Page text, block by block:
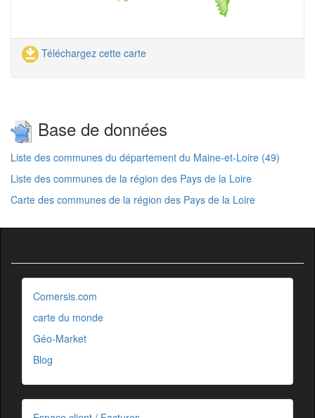
Téléchargez cette carte
Base de données
Liste des communes du département du Maine-et-Loire (49)
Liste des communes de la région des Pays de la Loire
Carte des communes de la région des Pays de la Loire
Comersis.com
carte du monde
Géo-Market
Blog